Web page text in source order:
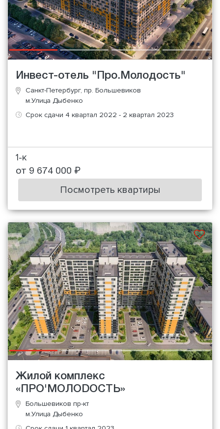
Инвест-отель "Про.Молодость"
Санкт-Петербург, пр. Большевиков
м.Улица Дыбенко
Срок сдачи 4 квартал 2022 - 2 квартал 2023
1-к
от 9 674 000 ₽
Посмотреть квартиры
Жилой комплекс
«ПРО'МОЛОDОСТЬ»
Большевиков пр-кт
м.Улица Дыбенко